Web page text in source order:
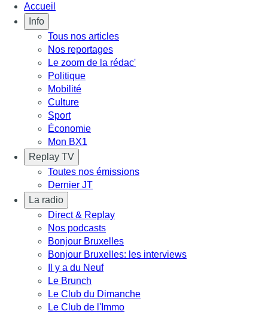
Accueil
Info
Tous nos articles
Nos reportages
Le zoom de la rédac'
Politique
Mobilité
Culture
Sport
Économie
Mon BX1
Replay TV
Toutes nos émissions
Dernier JT
La radio
Direct & Replay
Nos podcasts
Bonjour Bruxelles
Bonjour Bruxelles: les interviews
Il y a du Neuf
Le Brunch
Le Club du Dimanche
Le Club de l'Immo